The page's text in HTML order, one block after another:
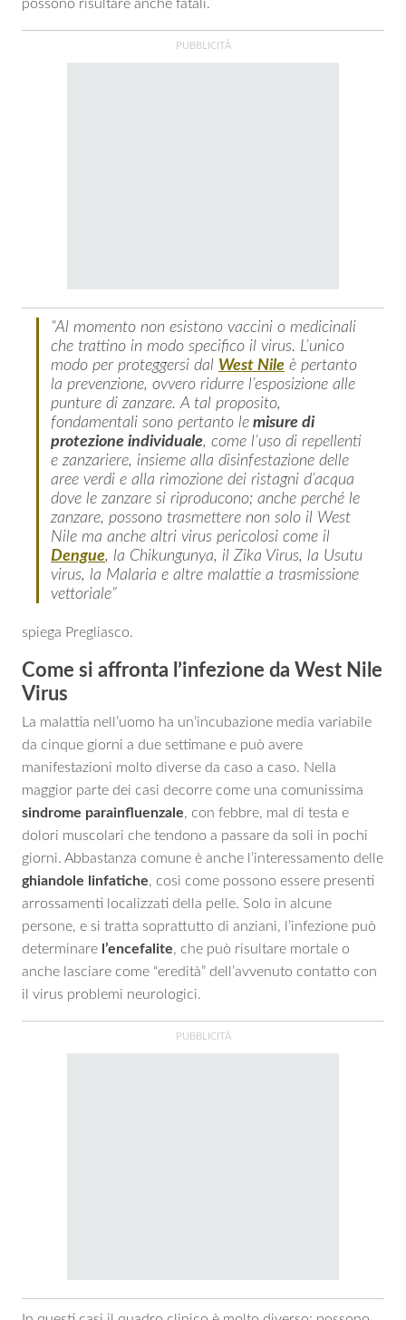
possono risultare anche fatali.
“Al momento non esistono vaccini o medicinali
che trattino in modo specifico il virus. L’unico
modo per proteggersi dal West Nile è pertanto
la prevenzione, ovvero ridurre l’esposizione alle
punture di zanzare. A tal proposito,
fondamentali sono pertanto le misure di
protezione individuale, come l’uso di repellenti
e zanzariere, insieme alla disinfestazione delle
aree verdi e alla rimozione dei ristagni d’acqua
dove le zanzare si riproducono; anche perché le
zanzare, possono trasmettere non solo il West
Nile ma anche altri virus pericolosi come il
Dengue, la Chikungunya, il Zika Virus, la Usutu
virus, la Malaria e altre malattie a trasmissione
vettoriale”
spiega Pregliasco.
Come si affronta l’infezione da West Nile
Virus
La malattia nell’uomo ha un’incubazione media variabile
da cinque giorni a due settimane e può avere
manifestazioni molto diverse da caso a caso. Nella
maggior parte dei casi decorre come una comunissima
sindrome parainfluenzale, con febbre, mal di testa e
dolori muscolari che tendono a passare da soli in pochi
giorni. Abbastanza comune è anche l’interessamento delle
ghiandole linfatiche, così come possono essere presenti
arrossamenti localizzati della pelle. Solo in alcune
persone, e si tratta soprattutto di anziani, l’infezione può
determinare l’encefalite, che può risultare mortale o
anche lasciare come “eredità” dell’avvenuto contatto con
il virus problemi neurologici.